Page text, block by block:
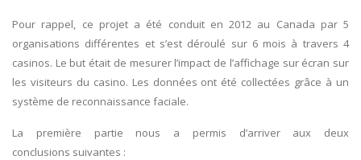
Pour rappel, ce projet a été conduit en 2012 au Canada par 5
organisations différentes et s’est déroulé sur 6 mois à travers 4
casinos. Le but était de mesurer l’impact de l’affichage sur écran sur
les visiteurs du casino. Les données ont été collectées grâce à un
système de reconnaissance faciale.
La première partie nous a permis d’arriver aux deux
conclusions suivantes :